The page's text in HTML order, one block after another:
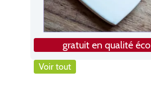
gratuit en qualité éco
Voir tout